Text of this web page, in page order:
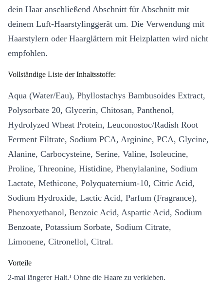
dein Haar anschließend Abschnitt für Abschnitt mit
deinem Luft-Haarstylinggerät um. Die Verwendung mit
Haarstylern oder Haarglättern mit Heizplatten wird nicht
empfohlen.
Vollständige Liste der Inhaltsstoffe:
Aqua (Water/Eau), Phyllostachys Bambusoides Extract,
Polysorbate 20, Glycerin, Chitosan, Panthenol,
Hydrolyzed Wheat Protein, Leuconostoc/Radish Root
Ferment Filtrate, Sodium PCA, Arginine, PCA, Glycine,
Alanine, Carbocysteine, Serine, Valine, Isoleucine,
Proline, Threonine, Histidine, Phenylalanine, Sodium
Lactate, Methicone, Polyquaternium-10, Citric Acid,
Sodium Hydroxide, Lactic Acid, Parfum (Fragrance),
Phenoxyethanol, Benzoic Acid, Aspartic Acid, Sodium
Benzoate, Potassium Sorbate, Sodium Citrate,
Limonene, Citronellol, Citral.
Vorteile
2-mal längerer Halt.¹ Ohne die Haare zu verkleben.